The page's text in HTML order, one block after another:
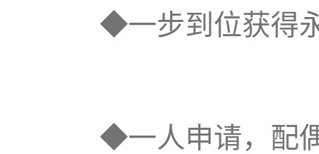
◆一步到位获得
◆一人申请，配